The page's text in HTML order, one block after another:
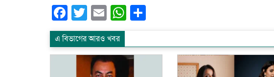
Facebook
Twitter
EmailWhatsApp
এ বিভাগের আরও খবর